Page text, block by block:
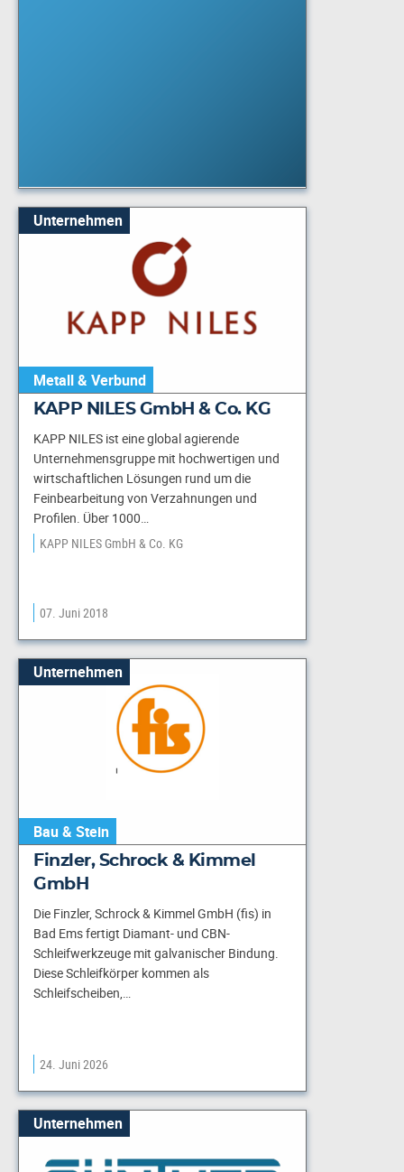
Unternehmen
Metall & Verbund
KAPP NILES GmbH & Co. KG
KAPP NILES ist eine global agierende
Unternehmensgruppe mit hochwertigen und
wirtschaftlichen Lösungen rund um die
Feinbearbeitung von Verzahnungen und
Profilen. Über 1000…
KAPP NILES GmbH & Co. KG
07. Juni 2018
Unternehmen
Bau & Stein
Finzler, Schrock & Kimmel
GmbH
Die Finzler, Schrock & Kimmel GmbH (fis) in
Bad Ems fertigt Diamant- und CBN-
Schleifwerkzeuge mit galvanischer Bindung.
Diese Schleifkörper kommen als
Schleifscheiben,…
24. Juni 2026
Unternehmen